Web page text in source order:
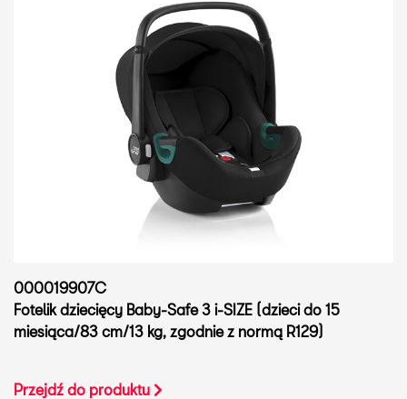
000019907C
Fotelik dziecięcy Baby-Safe 3 i-SIZE (dzieci do 15
miesiąca/83 cm/13 kg, zgodnie z normą R129)
Przejdź do produktu